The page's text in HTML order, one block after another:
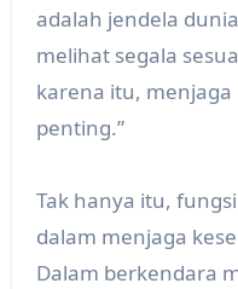
adalah jendela
melihat segala
karena itu,
penting.”
Tak hanya itu,
dalam menjaga
Dalam berkendara